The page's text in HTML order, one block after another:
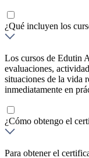
¿Qué incluyen los
Los cursos de Edutin
evaluaciones,
situaciones de la vida
inmediatamente en
¿Cómo obtengo el
Para obtener el